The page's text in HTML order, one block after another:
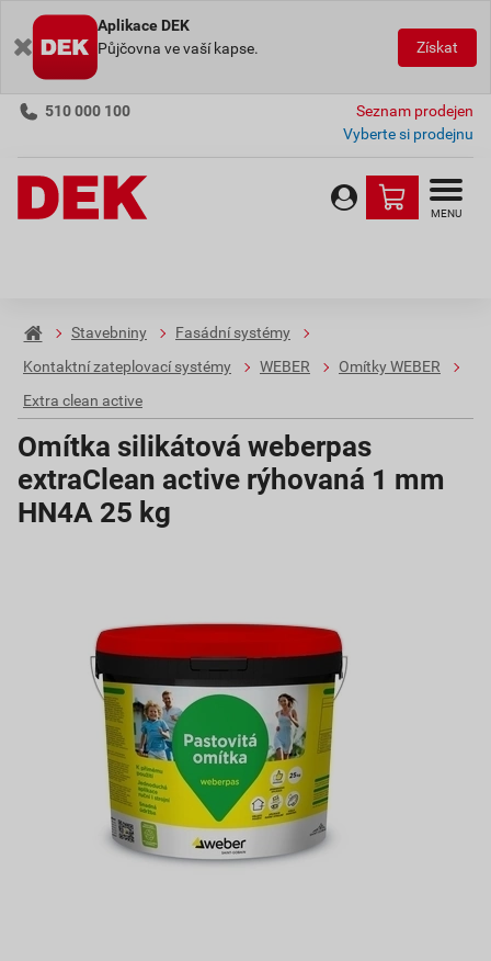
Aplikace DEK
Půjčovna ve vaší kapse.
Získat
510 000 100
Seznam prodejen
Vyberte si prodejnu
MENU
Stavebniny
Fasádní systémy
Kontaktní zateplovací systémy
WEBER
Omítky WEBER
Extra clean active
Omítka silikátová weberpas
extraClean active rýhovaná 1 mm
HN4A 25 kg